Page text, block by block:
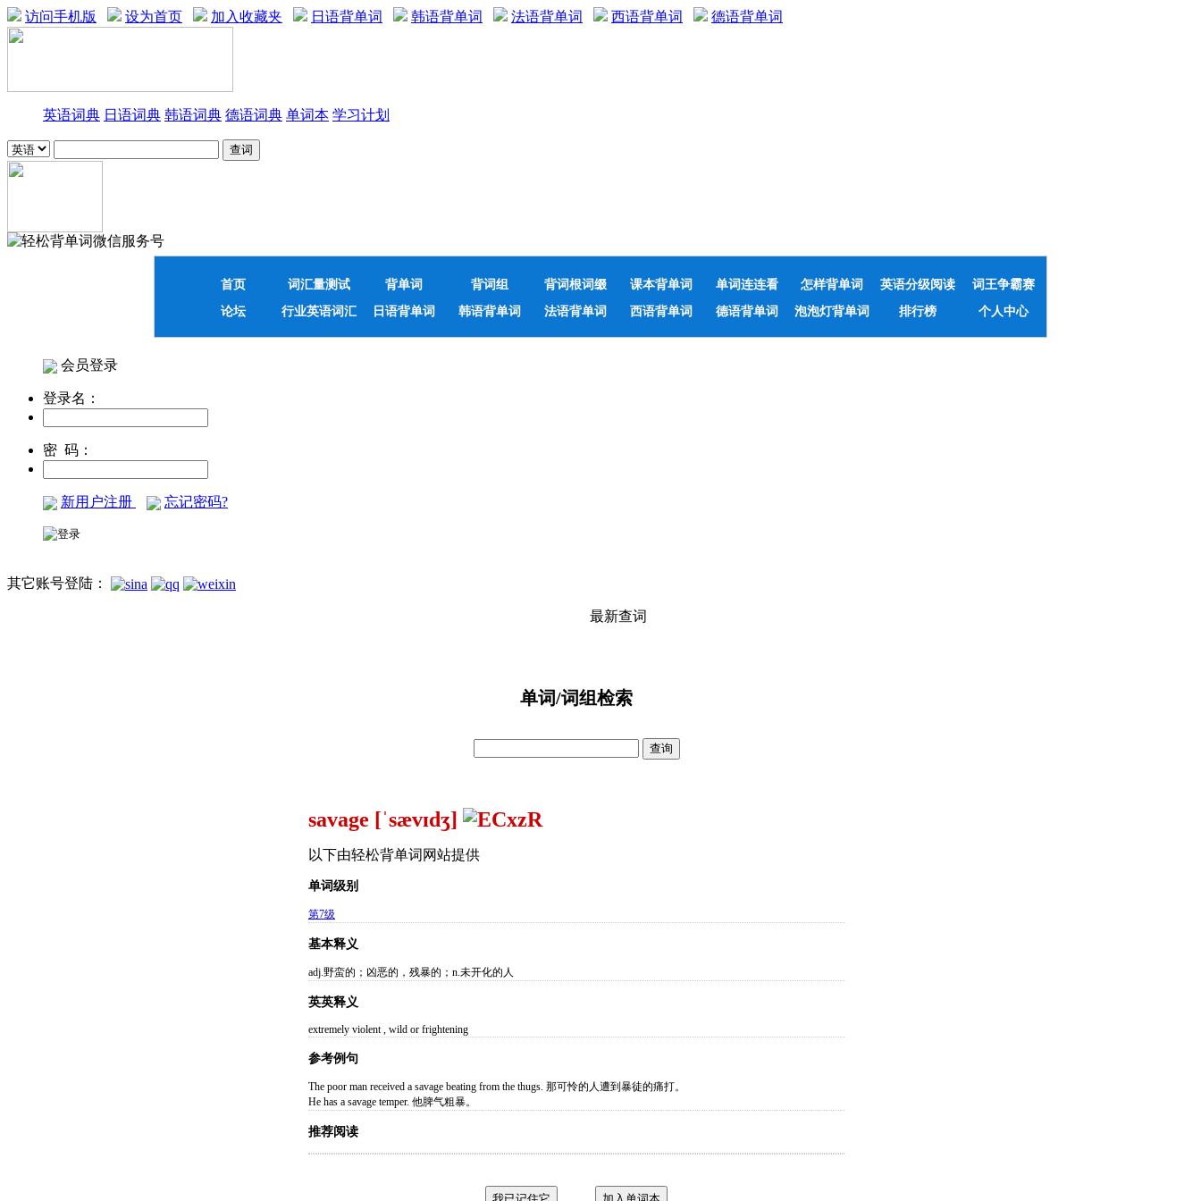
访问手机版 设为首页 加入收藏夹 日语背单词 韩语背单词 法语背单词 西语背单词 德语背单词
英语词典 日语词典 韩语词典 德语词典 单词本 学习计划
首页 词汇量测试 背单词 背词组 背词根词缀 课本背单词 单词连连看 怎样背单词 英语分级阅读
词王争霸赛
论坛
行业英语词汇 日语背单词 韩语背单词 法语背单词 西语背单词 德语背单词 泡泡灯背单词 排行榜 个人中心
会员登录
登录名：
密 码：
新用户注册 忘记密码?
其它账号登陆：
最新查词
单词/词组检索
savage [ˈsævɪdʒ]
以下由轻松背单词网站提供
单词级别
第7级
基本释义
adj.野蛮的；凶恶的，残暴的；n.未开化的人
英英释义
extremely violent , wild or frightening
参考例句
The poor man received a savage beating from the thugs. 那可怜的人遭到暴徒的痛打。
He has a savage temper. 他脾气粗暴。
推荐阅读